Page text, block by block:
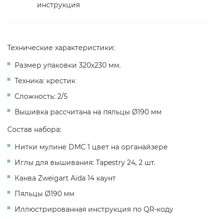
инструкция
Технические характеристики:
Размер упаковки 320х230 мм.
Техника: крестик
Сложность: 2/5
Вышивка рассчитана на пяльцы Ø190 мм
Состав набора:
Нитки мулине DMC 1 цвет на органайзере
Иглы для вышивания: Tapestry 24, 2 шт.
Канва Zweigart Aida 14 каунт
Пяльцы Ø190 мм
Иллюстрированная инструкция по QR-коду